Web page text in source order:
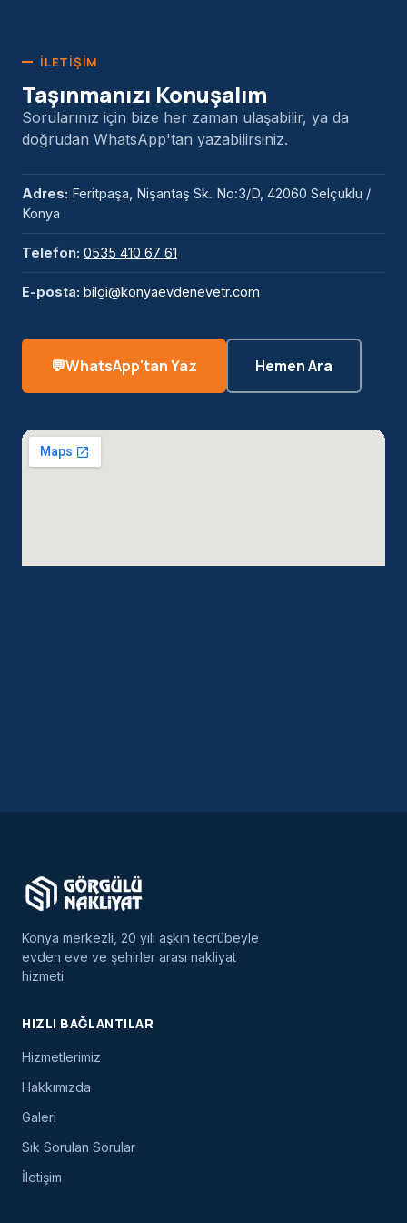
İLETIŞIM
Taşınmanızı Konuşalım
Sorularınız için bize her zaman ulaşabilir, ya da
doğrudan WhatsApp'tan yazabilirsiniz.
Adres: Feritpaşa, Nişantaş Sk. No:3/D, 42060 Selçuklu /
Konya
Telefon: 0535 410 67 61
E-posta: bilgi@konyaevdenevetr.com
WhatsApp'tan Yaz Hemen Ara
Konya merkezli, 20 yılı aşkın tecrübeyle
evden eve ve şehirler arası nakliyat
hizmeti.
HIZLI BAĞLANTILAR
Hizmetlerimiz
Hakkımızda
Galeri
Sık Sorulan Sorular
İletişim